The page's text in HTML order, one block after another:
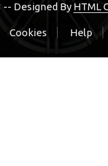
-- Designed By HTML
Cookies Help